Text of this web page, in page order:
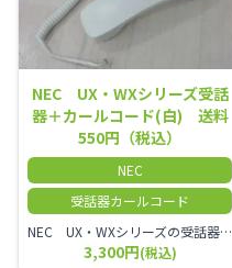
NEC UX・WXシリーズ受話
器＋カールコード(白) 送料
550円（税込）
NEC
受話器カールコード
NEC UX・WXシリーズの受話器とカールコードセット／本商品は中古品となります。 写真では分かりにくいキズ・汚れなどの使用感があります。 経年変化で日焼けの色味が強くなる場合がございます。 予めご理解・ご了承頂きますようお願いいたします。
3,300円(税込)